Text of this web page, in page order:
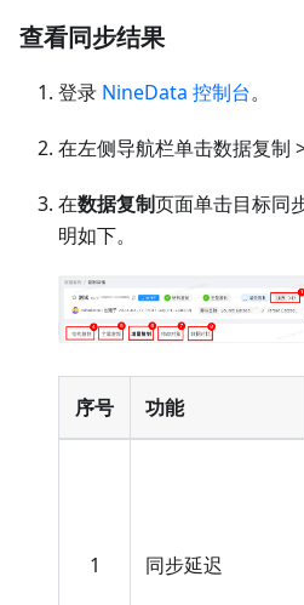
查看同步结果
登录 NineData 控制台。
在左侧导航栏单击数据复制
在数据复制页面单击目标同
明如下。
序号 功能
1 同步延迟